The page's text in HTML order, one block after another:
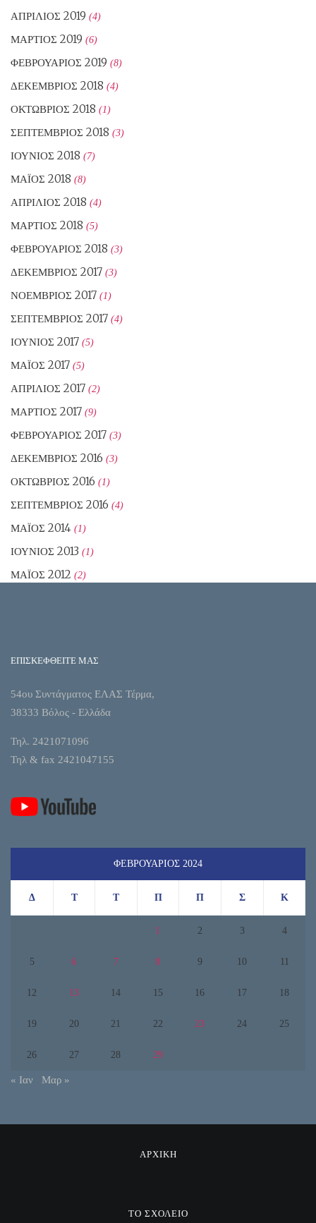
ΑΠΡΊΛΙΟΣ 2019 (4)
ΜΆΡΤΙΟΣ 2019 (6)
ΦΕΒΡΟΥΆΡΙΟΣ 2019 (8)
ΔΕΚΈΜΒΡΙΟΣ 2018 (4)
ΟΚΤΏΒΡΙΟΣ 2018 (1)
ΣΕΠΤΈΜΒΡΙΟΣ 2018 (3)
ΙΟΎΝΙΟΣ 2018 (7)
ΜΆΙΟΣ 2018 (8)
ΑΠΡΊΛΙΟΣ 2018 (4)
ΜΆΡΤΙΟΣ 2018 (5)
ΦΕΒΡΟΥΆΡΙΟΣ 2018 (3)
ΔΕΚΈΜΒΡΙΟΣ 2017 (3)
ΝΟΈΜΒΡΙΟΣ 2017 (1)
ΣΕΠΤΈΜΒΡΙΟΣ 2017 (4)
ΙΟΎΝΙΟΣ 2017 (5)
ΜΆΙΟΣ 2017 (5)
ΑΠΡΊΛΙΟΣ 2017 (2)
ΜΆΡΤΙΟΣ 2017 (9)
ΦΕΒΡΟΥΆΡΙΟΣ 2017 (3)
ΔΕΚΈΜΒΡΙΟΣ 2016 (3)
ΟΚΤΏΒΡΙΟΣ 2016 (1)
ΣΕΠΤΈΜΒΡΙΟΣ 2016 (4)
ΜΆΙΟΣ 2014 (1)
ΙΟΎΝΙΟΣ 2013 (1)
ΜΆΙΟΣ 2012 (2)
ΕΠΙΣΚΕΦΘΕΙΤΕ ΜΑΣ
54ου Συντάγματος ΕΛΑΣ Τέρμα,
38333 Βόλος - Ελλάδα
Τηλ. 2421071096
Τηλ & fax 2421047155
ΦΕΒΡΟΥΆΡΙΟΣ 2024
Δ Τ Τ Π Π Σ Κ
1 2 3 4
5 6 7 8 9 10 11
12 13 14 15 16 17 18
19 20 21 22 23 24 25
26 27 28 29
« Ιαν Μαρ »
ΑΡΧΙΚΗ
ΤΟ ΣΧΟΛΕΙΟ